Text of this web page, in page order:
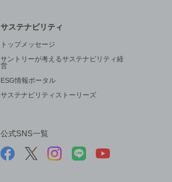
サステナビリティ
トップメッセージ
サントリーが考えるサステナビリティ経
営
ESG情報ポータル
サステナビリティストーリーズ
公式SNS一覧